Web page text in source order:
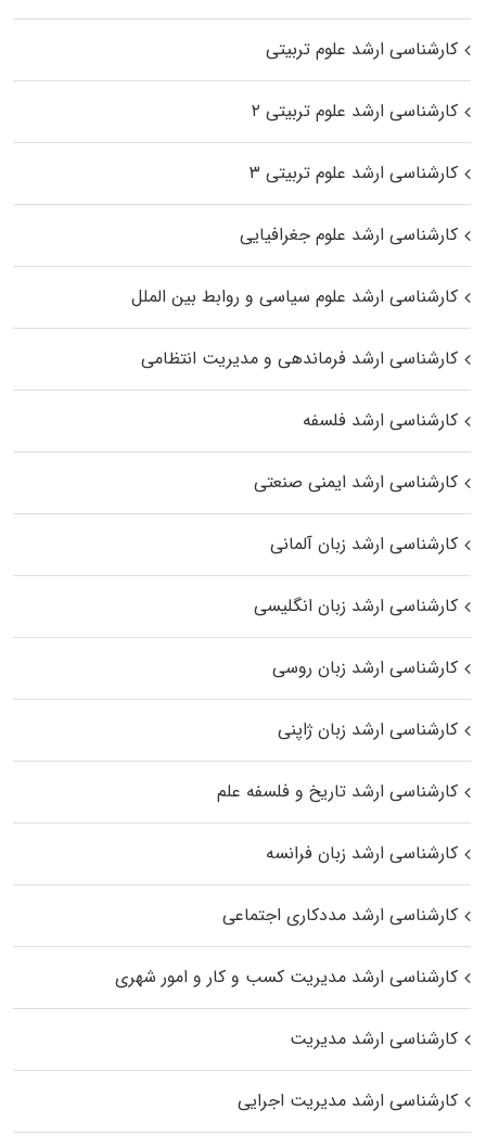
کارشناسی ارشد علوم تربیتی
کارشناسی ارشد علوم تربیتی ۲
کارشناسی ارشد علوم تربیتی ۳
کارشناسی ارشد علوم جغرافیایی
کارشناسی ارشد علوم سیاسی و روابط بین الملل
کارشناسی ارشد فرماندهی و مدیریت انتظامی
کارشناسی ارشد فلسفه
کارشناسی ارشد ایمنی صنعتی
کارشناسی ارشد زبان آلمانی
کارشناسی ارشد زبان انگلیسی
کارشناسی ارشد زبان روسی
کارشناسی ارشد زبان ژاپنی
کارشناسی ارشد تاریخ و فلسفه علم
کارشناسی ارشد زبان فرانسه
کارشناسی ارشد مددکاری اجتماعی
کارشناسی ارشد مدیریت کسب و کار و امور شهری
کارشناسی ارشد مدیریت
کارشناسی ارشد مدیریت اجرایی